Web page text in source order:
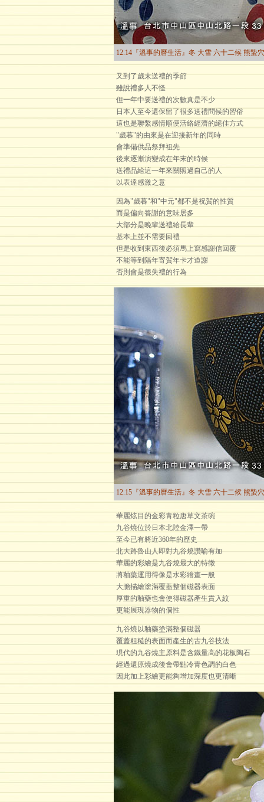
12.14『溫事的曆生活』冬 大雪 六十二候 熊蟄穴
又到了歲末送禮的季節
雖說禮多人不怪
但一年中要送禮的次數真是不少
日本人至今還保留了很多送禮問候的習俗
這也是聯繫感情順便活絡經濟的絕佳方式
"歲暮"的由來是在迎接新年的同時
會準備供品祭拜祖先
後來逐漸演變成在年末的時候
送禮品給這一年來關照過自己的人
以表達感激之意
因為"歲暮"和"中元"都不是祝賀的性質
而是偏向答謝的意味居多
大部分是晚輩送禮給長輩
基本上並不需要回禮
但是收到東西後必須馬上寫感謝信回覆
不能等到隔年寄賀年卡才道謝
否則會是很失禮的行為
12.15『溫事的曆生活』冬 大雪 六十二候 熊蟄穴
華麗炫目的金彩青粒唐草文茶碗
九谷燒位於日本北陸金澤一帶
至今已有將近360年的歷史
北大路魯山人即對九谷燒讚喻有加
華麗的彩繪是九谷燒最大的特徵
將釉藥運用得像是水彩繪畫一般
大膽描繪塗滿覆蓋整個磁器表面
厚重的釉藥也會使得磁器產生貫入紋
更能展現器物的個性
九谷燒以釉藥塗滿整個磁器
覆蓋粗糙的表面而產生的古九谷技法
現代的九谷燒主原料是含鐵量高的花板陶石
經過還原燒成後會帶點冷青色調的白色
因此加上彩繪更能夠增加深度也更清晰